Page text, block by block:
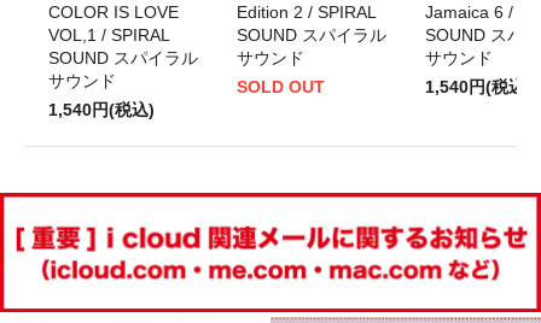
COLOR IS LOVE
VOL,1 / SPIRAL
SOUND スパイラル
サウンド
1,540円(税込)
Edition 2 / SPIRAL
SOUND スパイラル
サウンド
SOLD OUT
Jamaica 6 /
SOUND スパ
サウンド
1,540円(税込)